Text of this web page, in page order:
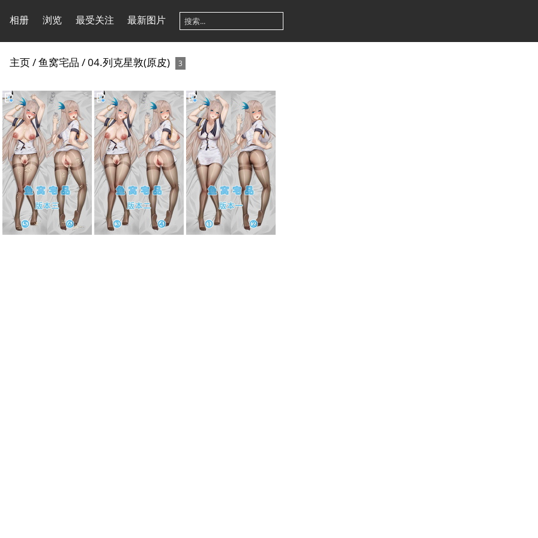
相册 浏览 最受关注 最新图片
主页/鱼窝宅品 /04.列克星敦(原皮) 3